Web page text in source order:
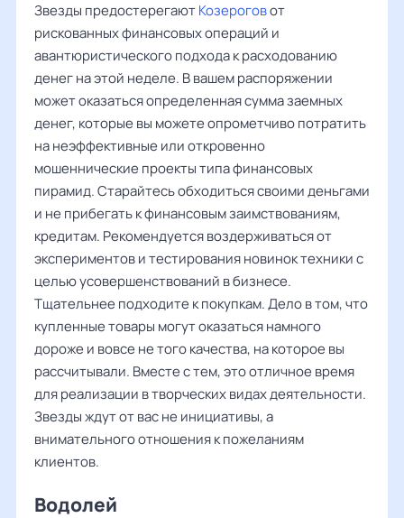
Звезды предостерегаютКозероговот
рискованных финансовых операций и
авантюристического подхода к расходованию
денег на этой неделе. В вашем распоряжении
может оказаться определенная сумма заемных
денег, которые вы можете опрометчиво потратить
на неэффективные или откровенно
мошеннические проекты типа финансовых
пирамид. Старайтесь обходиться своими деньгами
и не прибегать к финансовым заимствованиям,
кредитам. Рекомендуется воздерживаться от
экспериментов и тестирования новинок техники с
целью усовершенствований в бизнесе.
Тщательнее подходите к покупкам. Дело в том, что
купленные товары могут оказаться намного
дороже и вовсе не того качества, на которое вы
рассчитывали. Вместе с тем, это отличное время
для реализации в творческих видах деятельности.
Звезды ждут от вас не инициативы, а
внимательного отношения к пожеланиям
клиентов.
Водолей